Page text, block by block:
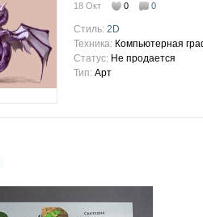
18 Окт 0 0
Стиль: 2D
Техника: Компьютерная
Статус: Не продается
Тип: Арт